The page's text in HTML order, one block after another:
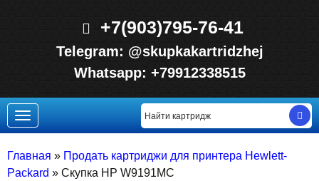
+7(903)795-76-41
Telegram: @skupkakartridzhej
Whatsapp: +79912338515
Toggle
navigation
Главная » Продать картриджи для принтера Hewlett-
Packard » Скупка HP W9191MC